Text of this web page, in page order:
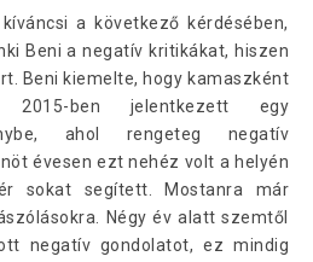
a következő kérdésében,
Beni a negatív kritikákat, hiszen
Beni kiemelte, hogy kamaszként
ben jelentkezett egy
ahol rengeteg negatív
évesen ezt nehéz volt a helyén
sokat segített. Mostanra már
Négy év alatt szemtől
negatív gondolatot, ez mindig